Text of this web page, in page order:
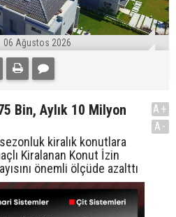
06 Ağustos 2026
Bin, Aylık 10 Milyon
kiralık konutlara
Kiralanan Konut İzin
önemli ölçüde azalttı
A+
A-